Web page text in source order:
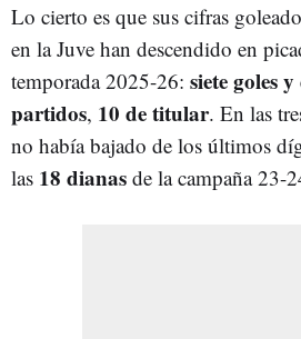
Lo cierto es que sus cifras
en la Juve han descendido en
temporada 2025-26: siete goles
partidos, 10 de titular. En las
no había bajado de los últimos
las 18 dianas de la campaña 23-